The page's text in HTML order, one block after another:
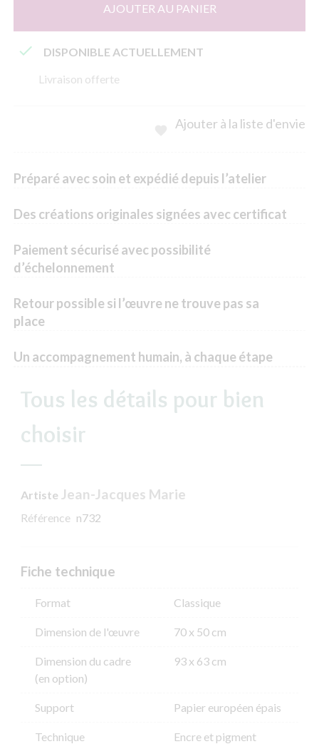
AJOUTER AU PANIER
 DISPONIBLE ACTUELLEMENT
Livraison offerte
Ajouter à la liste d'envie
Préparé avec soin et expédié depuis l’atelier
Des créations originales signées avec certificat
Paiement sécurisé avec possibilité
d’échelonnement
Retour possible si l’œuvre ne trouve pas sa
place
Un accompagnement humain, à chaque étape
Tous les détails pour bien
choisir
Artiste Jean-Jacques Marie
Référence n732
Fiche technique
Format Classique
Dimension de l'​œuvre 70 x 50 cm
Dimension du cadre
(en option)
93 x 63 cm
Support Papier européen épais
Technique Encre et pigment